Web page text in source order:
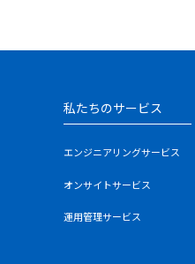
私たちのサービス
エンジニアリングサービス
オンサイトサービス
運用管理サービス